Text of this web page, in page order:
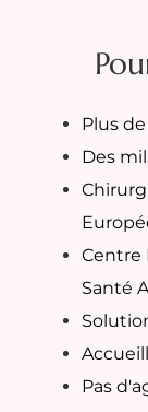
Plus
Des
Centre
Santé
Pas